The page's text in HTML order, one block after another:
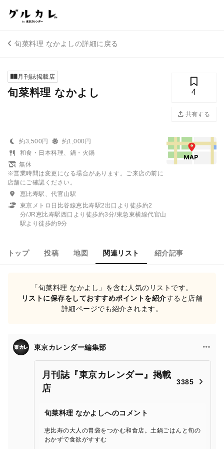
旬菜料理 なかよしの詳細に戻る
月刊誌掲載店
旬菜料理 なかよし 4
共有する
約3,500円
約1,000円
和食・日本料理、鍋・火鍋
無休
※営業時間は変更になる場合があります。ご来店の前に
店舗にご確認ください。
恵比寿駅、代官山駅
東京メトロ日比谷線恵比寿駅2出口より徒歩約2
分/JR恵比寿駅西口より徒歩約3分/東急東横線代官山
駅より徒歩約9分
トップ 投稿 地図 関連リスト 紹介記事
「旬菜料理 なかよし」を含む人気のリストです。
リストに保存をしておすすめポイントを紹介すると店舗
詳細ページでも紹介されます。
東京カレンダー編集部
月刊誌『東京カレンダー』掲載
店
3385
旬菜料理 なかよしへのコメント
恵比寿の大人の胃袋をつかむ和食店。土鍋ごはんと旬の
おかずで食欲がすすむ